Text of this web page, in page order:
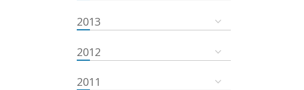
2013
2012
2011